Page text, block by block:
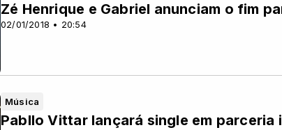
02/01/2018 • 20:54
Zé Henrique e Gabriel anunciam o fim
Música
Pabllo Vittar lançará single em parceria